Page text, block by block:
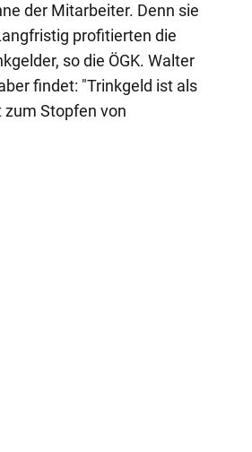
der Mitarbeiter. Denn sie
profitierten die
so die ÖGK. Walter
findet: "Trinkgeld ist als
zum Stopfen von